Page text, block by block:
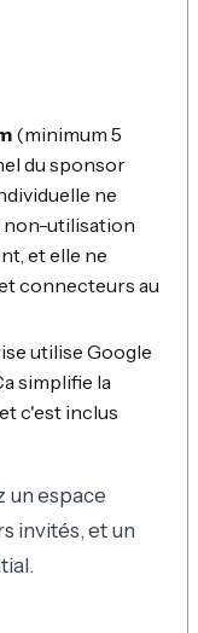
(minimum 5
du sponsor
ne
non-utilisation
et elle ne
connecteurs au
utilise Google
simplifie la
c'est inclus
un espace
invités, et un